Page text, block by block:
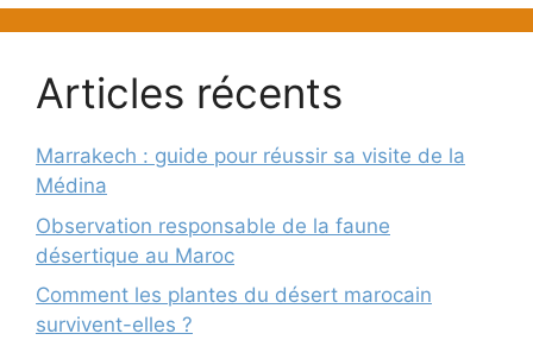
Articles récents
Marrakech : guide pour réussir sa visite de la
Médina
Observation responsable de la faune
désertique au Maroc
Comment les plantes du désert marocain
survivent-elles ?